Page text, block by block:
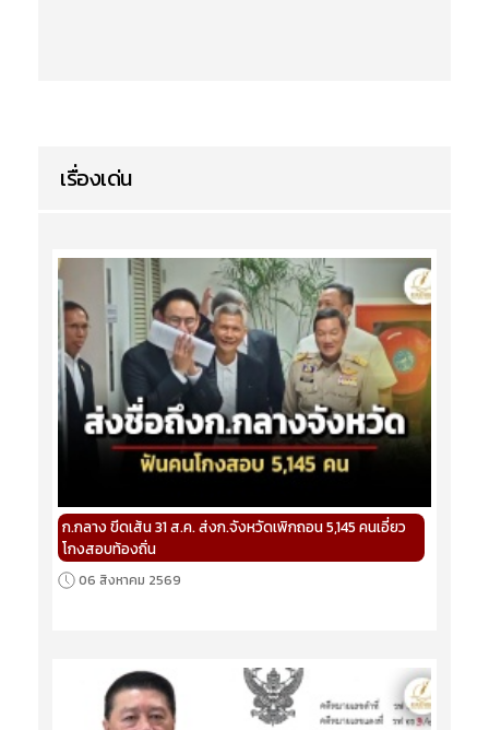
เรื่องเด่น
ก.กลาง ขีดเส้น 31 ส.ค. ส่งก.จังหวัดเพิกถอน 5,145 คนเอี่ยว
โกงสอบท้องถิ่น
06 สิงหาคม 2569